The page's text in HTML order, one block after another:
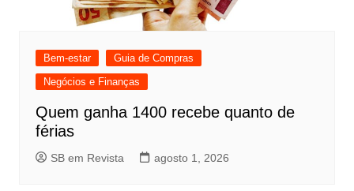
Bem-estar
Guia de Compras
Negócios e Finanças
Quem ganha 1400 recebe quanto de
férias
SB em Revista agosto 1, 2026